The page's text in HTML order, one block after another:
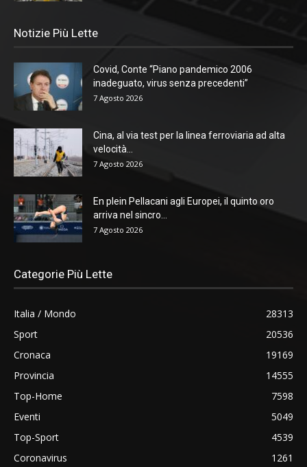
Notizie Più Lette
Covid, Conte “Piano pandemico 2006
inadeguato, virus senza precedenti”
7 Agosto 2026
Cina, al via test per la linea ferroviaria ad alta
velocità...
7 Agosto 2026
En plein Pellacani agli Europei, il quinto oro
arriva nel sincro...
7 Agosto 2026
Categorie Più Lette
Italia / Mondo
28313
Sport
20536
Cronaca
19169
Provincia
14555
Top-Home
7598
Eventi
5049
Top-Sport
4539
Coronavirus
1261